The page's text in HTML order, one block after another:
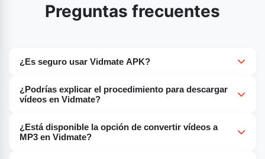
Preguntas frecuentes
¿Es seguro usar Vidmate APK?
segura. Esta aplicación móvil cuenta con numerosas
tus datos y la seguridad del proceso de descarga.
¿Podrías explicar el procedimiento para descargar
vídeos en Vidmate?
Abre la aplicación en tu dispositivo móvil. Busca la
¿Está disponible la opción de convertir vídeos a
MP3 en Vidmate?